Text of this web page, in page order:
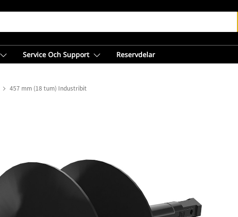
Service Och Support Reservdelar
457 mm (18 tum) Industribit